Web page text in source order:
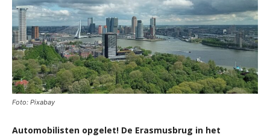
Foto: Pixabay
Automobilisten opgelet! De Erasmusbrug in het